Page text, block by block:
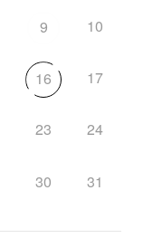
9 10
16 17
23 24
30 31